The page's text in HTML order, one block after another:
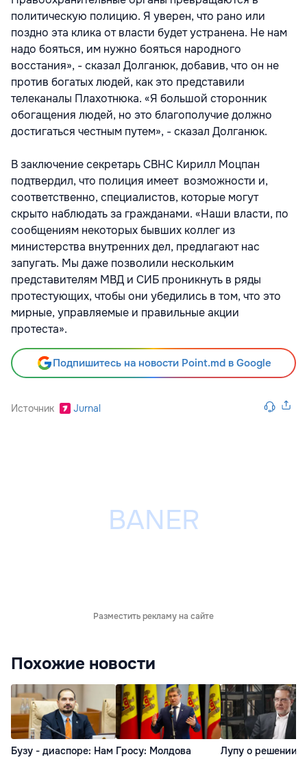
политическую полицию. Я уверен, что рано или
поздно эта клика от власти будет устранена. Не нам
надо бояться, им нужно бояться народного
восстания», - сказал Долганюк, добавив, что он не
против богатых людей, как это представили
телеканалы Плахотнюка. «Я большой сторонник
обогащения людей, но это благополучие должно
достигаться честным путем», - сказал Долганюк.
В заключение секретарь СВНС Кирилл Моцпан
подтвердил, что полиция имеет возможности и,
соответственно, специалистов, которые могут
скрыто наблюдать за гражданами. «Наши власти, по
сообщениям некоторых бывших коллег из
министерства внутренних дел, предлагают нас
запугать. Мы даже позволили нескольким
представителям МВД и СИБ проникнуть в ряды
протестующих, чтобы они убедились в том, что это
мирные, управляемые и правильные акции
протеста».
Подпишитесь на новости Point.md в Google
Источник Jurnal
Разместить рекламу на сайте
Похожие новости
Бузу - диаспоре: Нам Гросу: Молдова
Лупу о решении